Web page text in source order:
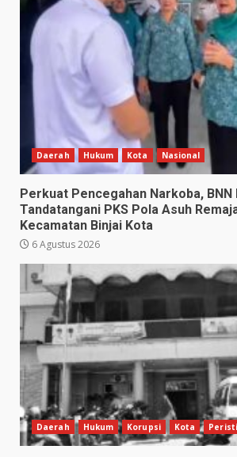
Daerah Hukum Kota Nasional
Perkuat Pencegahan Narkoba, BNN
Tandatangani PKS Pola Asuh
Kecamatan Binjai Kota
6 Agustus 2026
Daerah Hukum Korupsi Kota